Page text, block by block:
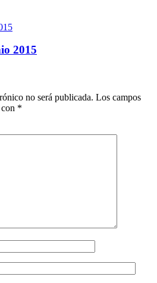
2015
no será publicada. Los campos
*